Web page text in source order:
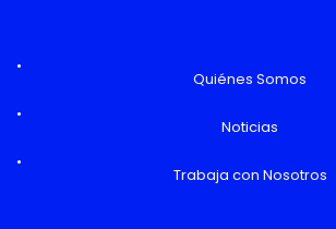
Quiénes Somos
Noticias
Trabaja con Nosotros